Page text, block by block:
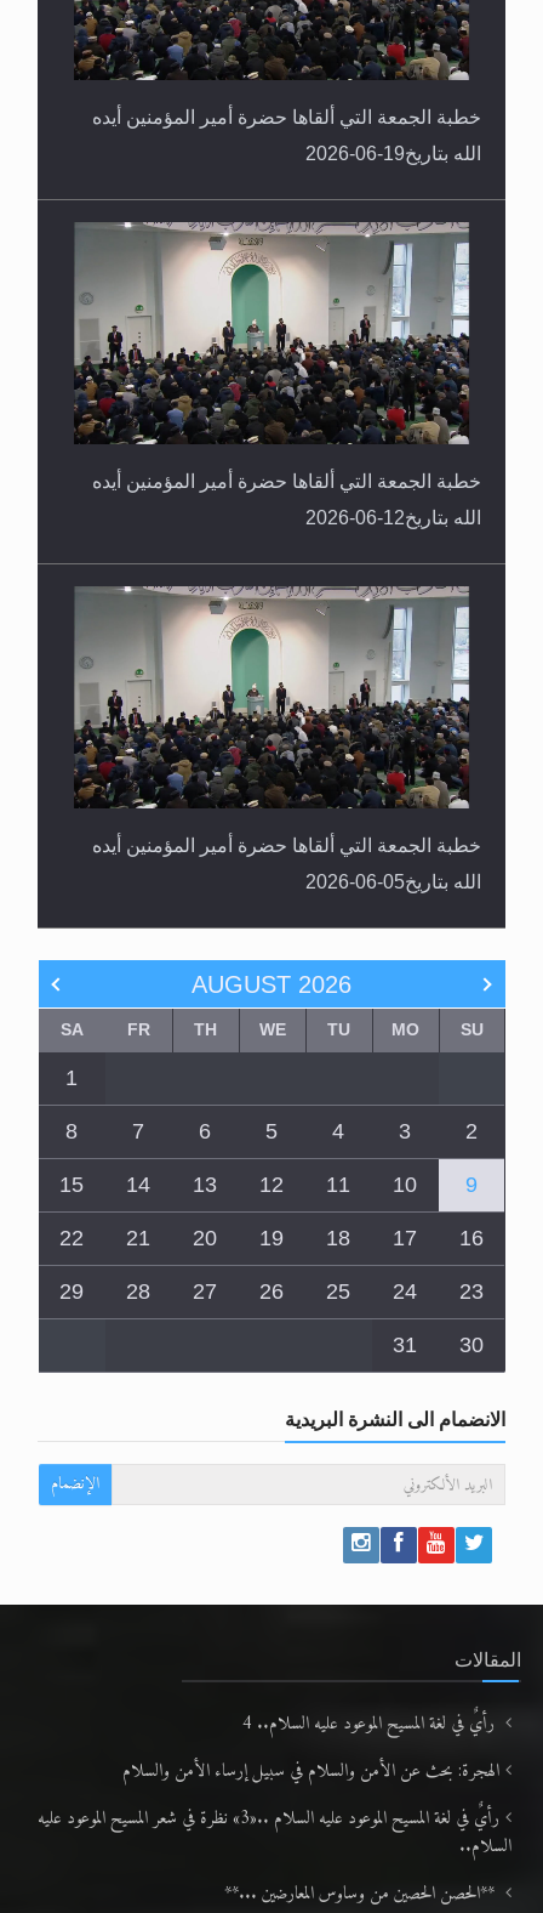
خطبة الجمعة التي ألقاها حضرة أمير المؤمنين أيده
الله بتاريخ19-06-2026
خطبة الجمعة التي ألقاها حضرة أمير المؤمنين أيده
الله بتاريخ12-06-2026
خطبة الجمعة التي ألقاها حضرة أمير المؤمنين أيده
الله بتاريخ05-06-2026
AUGUST 2026
SU
MO
TU
WE
TH
FR
SA
1
2
3
4
5
6
7
8
9
10
11
12
13
14
15
16
17
18
19
20
21
22
23
24
25
26
27
28
29
30
31
الانضمام الى النشرة البريدية
الإنضمام
المقالات
رأيٌ في لغة المسيح الموعود عليه السلام.. 4
الهجرة: بحث عن الأمن والسلام في سبيل إرساء الأمن والسلام
رأيٌ في لغة المسيح الموعود عليه السلام ..«3» نظرة في شعر المسيح الموعود عليه
السلام..
**الحصن الحصين من وساوس المعارضين ...**